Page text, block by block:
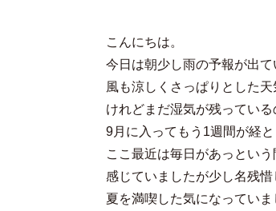
こんにちは。
今日は朝少し雨の予報が出て
風も涼しくさっぱりとした天
けれどまだ湿気が残ってい
9月に入ってもう1週間が経
ここ最近は毎日があっとい
感じていましたが少し名残
夏を満喫した気になってい